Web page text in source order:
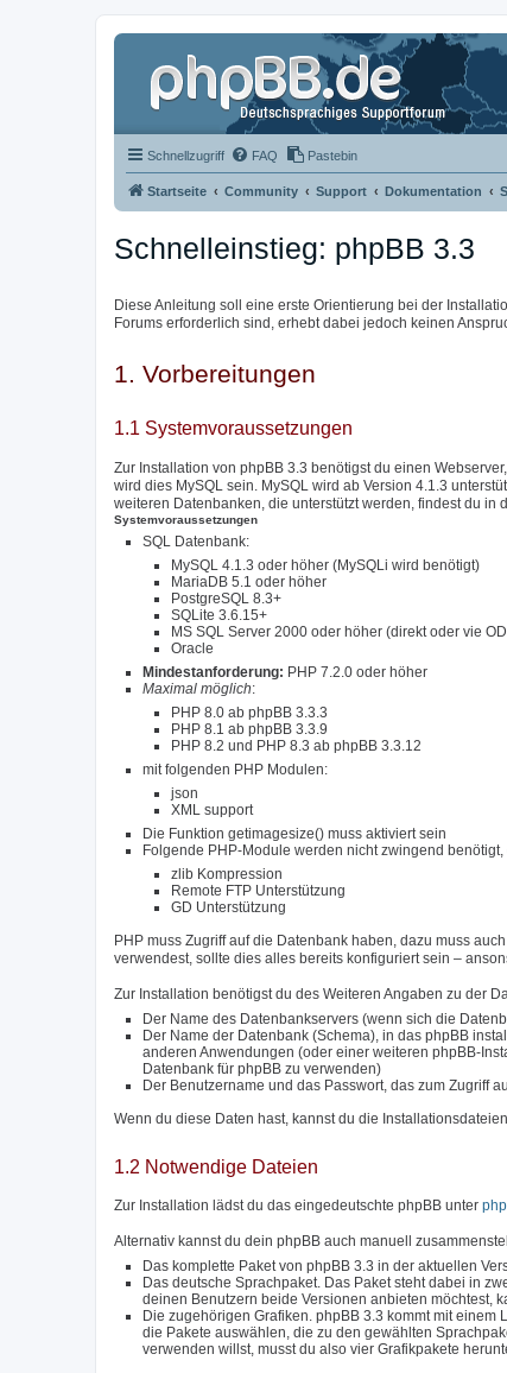
Schnellzugriff FAQ Pastebin
Startseite Community Support Dokumentation
Schnelleinstieg: phpBB 3.3
Diese Anleitung soll eine erste Orientierung bei der
Forums erforderlich sind, erhebt dabei jedoch keinen
1. Vorbereitungen
1.1 Systemvoraussetzungen
Zur Installation von phpBB 3.3 benötigst du einen
wird dies MySQL sein. MySQL wird ab Version 4.1.3
weiteren Datenbanken, die unterstützt werden, findest du in
Systemvoraussetzungen
SQL Datenbank:
MySQL 4.1.3 oder höher (MySQLi wird benötigt)
MariaDB 5.1 oder höher
PostgreSQL 8.3+
SQLite 3.6.15+
MS SQL Server 2000 oder höher (direkt oder vie
Oracle
Mindestanforderung: PHP 7.2.0 oder höher
Maximal möglich:
PHP 8.0 ab phpBB 3.3.3
PHP 8.1 ab phpBB 3.3.9
PHP 8.2 und PHP 8.3 ab phpBB 3.3.12
mit folgenden PHP Modulen:
json
XML support
Die Funktion getimagesize() muss aktiviert sein
Folgende PHP-Module werden nicht zwingend
zlib Kompression
Remote FTP Unterstützung
GD Unterstützung
PHP muss Zugriff auf die Datenbank haben, dazu muss
verwendest, sollte dies alles bereits konfiguriert sein –
Zur Installation benötigst du des Weiteren Angaben zu der
Der Name des Datenbankservers (wenn sich die
Der Name der Datenbank (Schema), in das phpBB
anderen Anwendungen (oder einer weiteren phpBB-
Datenbank für phpBB zu verwenden)
Der Benutzername und das Passwort, das zum Zugriff
Wenn du diese Daten hast, kannst du die
1.2 Notwendige Dateien
Zur Installation lädst du das eingedeutschte phpBB unter
Alternativ kannst du dein phpBB auch manuell
Das komplette Paket von phpBB 3.3 in der aktuellen
Das deutsche Sprachpaket. Das Paket steht dabei in
deinen Benutzern beide Versionen anbieten möchtest,
Die zugehörigen Grafiken. phpBB 3.3 kommt mit einem
die Pakete auswählen, die zu den gewählten
verwenden willst, musst du also vier Grafikpakete